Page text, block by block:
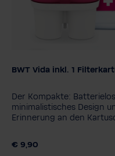
Farbe
BWT Vida inkl. 1
Der Kompakte:
minimalistisches Design
Erinnerung an den
€ 9,90